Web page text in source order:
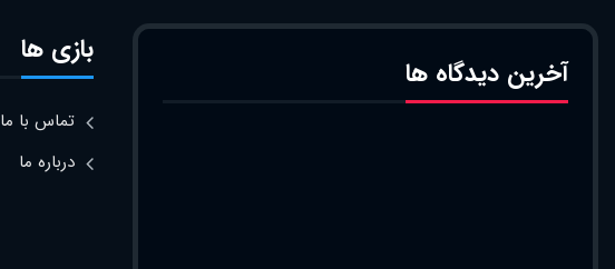
آخرین دیدگاه ها
بازی ها
تماس با ما
درباره ما